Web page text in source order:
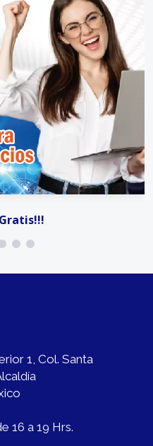
1, Col. Santa
16 a 19 Hrs.